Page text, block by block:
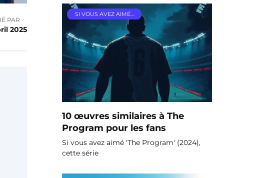
PAR
2025
SI VOUS AVEZ AIMÉ…
10 œuvres similaires à The
Program pour les fans
Si vous avez aimé 'The Program' (2024),
cette série